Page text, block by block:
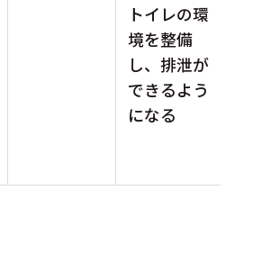
トイレの環
境を整備
し、排泄が
できるよう
になる